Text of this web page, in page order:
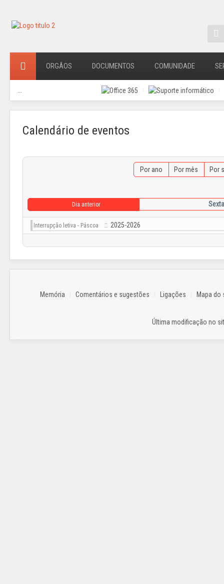
ORGÃOS DOCUMENTOS COMUNIDADE
Calendário de eventos
Por ano Por mês Por
Dia anterior
Interrupção letiva - Páscoa :: 2025-2026
Memória Comentários e sugestões Ligações Mapa do
Última modificação no